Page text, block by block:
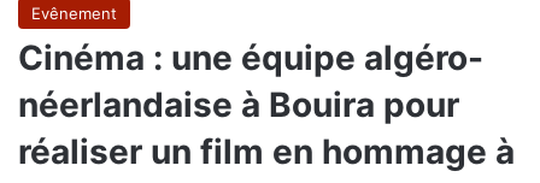
Evênement
Cinéma : une équipe algéro-
néerlandaise à Bouira pour
réaliser un film en hommage à